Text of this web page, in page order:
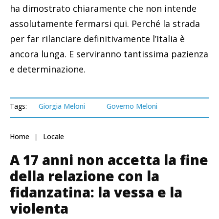
ha dimostrato chiaramente che non intende
assolutamente fermarsi qui. Perché la strada
per far rilanciare definitivamente l’Italia è
ancora lunga. E serviranno tantissima pazienza
e determinazione.
Tags: Giorgia Meloni Governo Meloni
Home Locale
A 17 anni non accetta la fine
della relazione con la
fidanzatina: la vessa e la
violenta